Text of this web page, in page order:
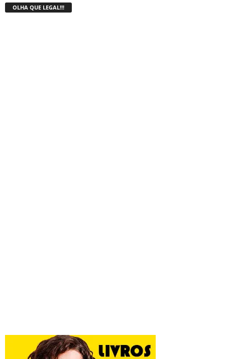
OLHA QUE LEGAL!!!